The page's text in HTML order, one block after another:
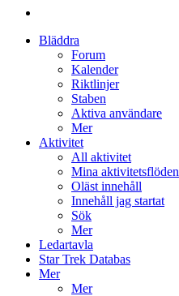
Bläddra
Forum
Kalender
Riktlinjer
Staben
Aktiva användare
Mer
Aktivitet
All aktivitet
Mina aktivitetsflöden
Oläst innehåll
Innehåll jag startat
Sök
Mer
Ledartavla
Star Trek Databas
Mer
Mer